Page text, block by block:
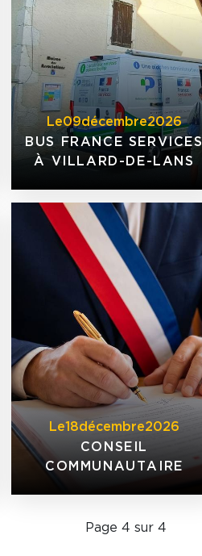
Le09décembre2026
BUS FRANCE SERVICES
À VILLARD-DE-LANS
Le18décembre2026
CONSEIL
COMMUNAUTAIRE
Page 4 sur 4